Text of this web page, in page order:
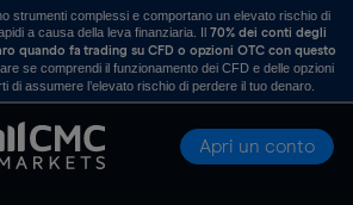
strumenti complessi e comportano un elevato rischio di
a causa della leva finanziaria. Il70% dei conti degli
quando fa trading su CFD o opzioni OTC con questo
se comprendi il funzionamento dei CFD e delle opzioni
di assumere l’elevato rischio di perdere il tuo denaro.
Apri un conto